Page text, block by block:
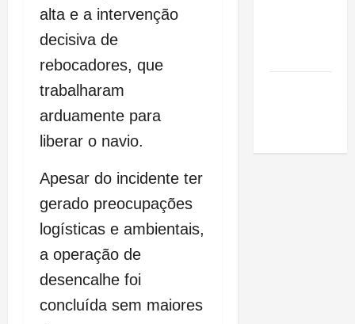
alta e a intervenção
decisiva de
rebocadores, que
trabalharam
arduamente para
liberar o navio.
Apesar do incidente ter
gerado preocupações
logísticas e ambientais,
a operação de
desencalhe foi
concluída sem maiores